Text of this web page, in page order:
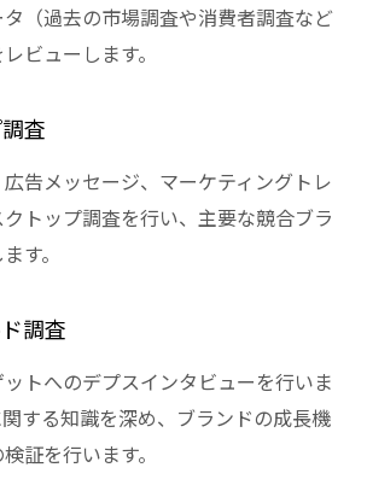
（過去の市場調査や消費者調査など
ビューします。
査
告メッセージ、マーケティングトレ
トップ調査を行い、主要な競合ブラ
す。
調査
トへのデプスインタビューを行いま
する知識を深め、ブランドの成長機
証を行います。